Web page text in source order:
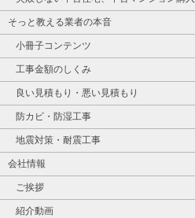
そっと教える業者の本音
小冊子コンテンツ
工事金額のしくみ
良い見積もり・悪い見積もり
防カビ・防湿工事
地震対策・耐震工事
会社情報
ご挨拶
紹介動画